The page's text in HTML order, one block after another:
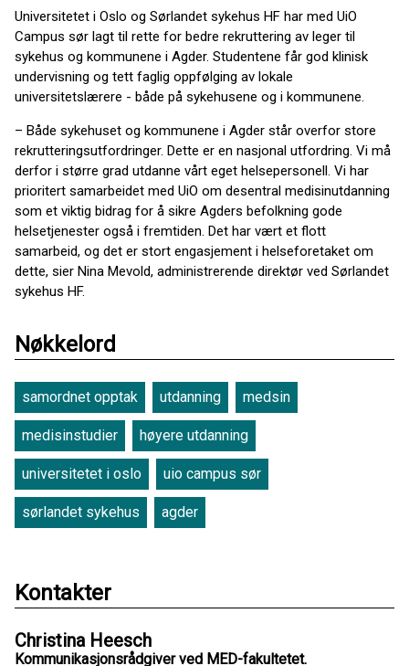
Universitetet i Oslo og Sørlandet sykehus HF har med UiO
Campus sør lagt til rette for bedre rekruttering av leger til
sykehus og kommunene i Agder. Studentene får god klinisk
undervisning og tett faglig oppfølging av lokale
universitetslærere - både på sykehusene og i kommunene.
– Både sykehuset og kommunene i Agder står overfor store
rekrutteringsutfordringer. Dette er en nasjonal utfordring. Vi må
derfor i større grad utdanne vårt eget helsepersonell. Vi har
prioritert samarbeidet med UiO om desentral medisinutdanning
som et viktig bidrag for å sikre Agders befolkning gode
helsetjenester også i fremtiden. Det har vært et flott
samarbeid, og det er stort engasjement i helseforetaket om
dette, sier Nina Mevold, administrerende direktør ved Sørlandet
sykehus HF.
Nøkkelord
samordnet opptak utdanning medsin
medisinstudier høyere utdanning
universitetet i oslo uio campus sør
sørlandet sykehus agder
Kontakter
Christina Heesch
Kommunikasjonsrådgiver ved MED-fakultetet.